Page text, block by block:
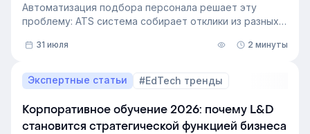
Автоматизация подбора персонала решает эту
проблему: ATS система собирает отклики из разных
снимает с рекрутера рутину. Сегодня программа для
и системного закрытия вакансий.
31 июля 2 минуты
Экспертные статьи #EdTech тренды
Корпоративное обучение 2026: почему L&D
становится стратегической функцией бизнеса